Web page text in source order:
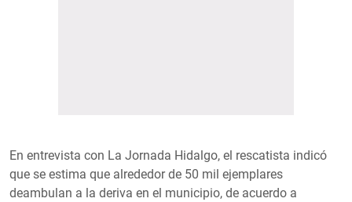
En entrevista con La Jornada Hidalgo, el rescatista indicó
que se estima que alrededor de 50 mil ejemplares
deambulan a la deriva en el municipio, de acuerdo a